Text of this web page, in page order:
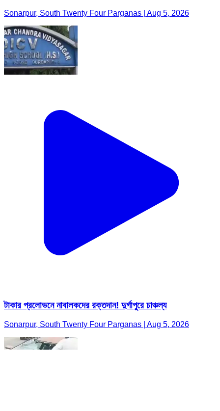
Sonarpur, South Twenty Four Parganas | Aug 5, 2026
টাকার প্রলোভনে নাবালকদের রক্তদান! দুর্গাপুরে চাঞ্চল্য
Sonarpur, South Twenty Four Parganas | Aug 5, 2026